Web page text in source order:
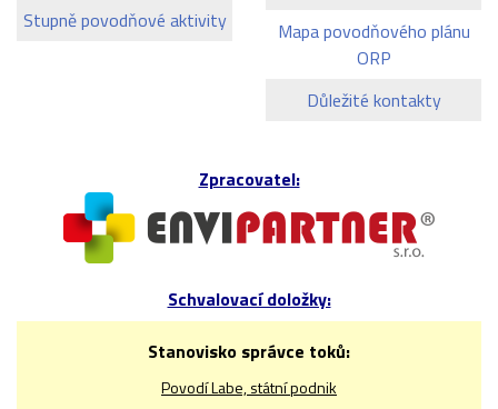
Stupně povodňové aktivity
Mapa povodňového plánu
ORP
Důležité kontakty
Zpracovatel:
Schvalovací doložky:
Stanovisko správce toků:
Povodí Labe, státní podnik